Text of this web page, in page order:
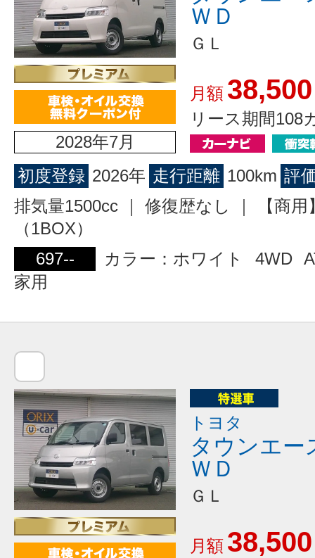
2028年7月
ＷＤ
ＧＬ
月額 38,500
リース期間108
初度登録 2026年 走行距離 100km 評
排気量1500cc ｜ 修復歴なし ｜ 【商用
（1BOX）
697--
カラー：ホワイト 4WD
家用
トヨタ
タウンエ
ＷＤ
ＧＬ
月額 38,500